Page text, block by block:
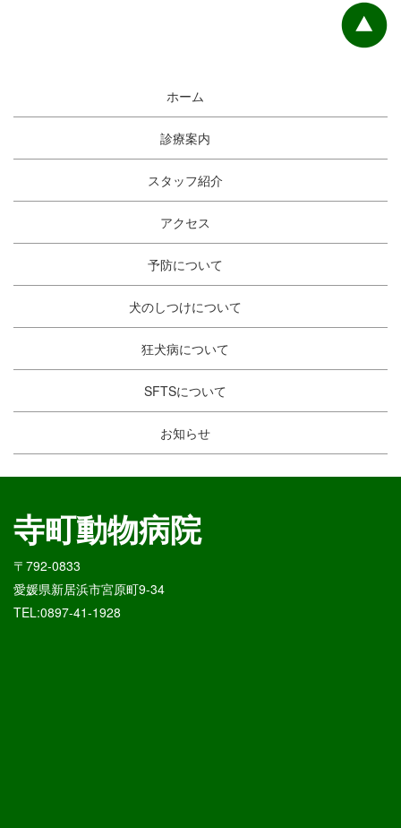
ホーム
診療案内
スタッフ紹介
アクセス
予防について
犬のしつけについて
狂犬病について
SFTSについて
お知らせ
寺町動物病院
〒792-0833
愛媛県新居浜市宮原町9-34
TEL:0897-41-1928